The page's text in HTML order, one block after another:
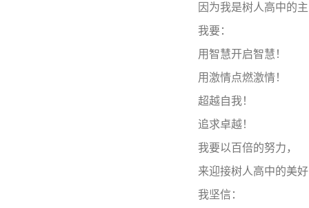
因为我是树人高中的
我要：
用智慧开启智慧！
用激情点燃激情！
超越自我！
追求卓越！
我要以百倍的努力，
来迎接树人高中的美
我坚信：